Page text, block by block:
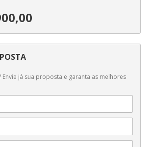
Envie já sua proposta e garanta as melhores